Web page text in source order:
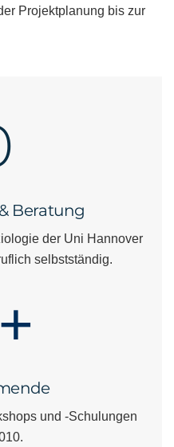
Projektplanung bis zur
Beratung
der Uni Hannover
selbstständig.
+
und -Schulungen